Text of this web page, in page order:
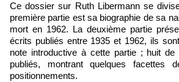
Ce dossier sur Ruth Libermann se
première partie est sa biographie de sa
mort en 1962. La deuxième partie
écrits publiés entre 1935 et 1962, ils
note introductive à cette partie ; huit
publiés, montrant quelques facettes
positionnements.